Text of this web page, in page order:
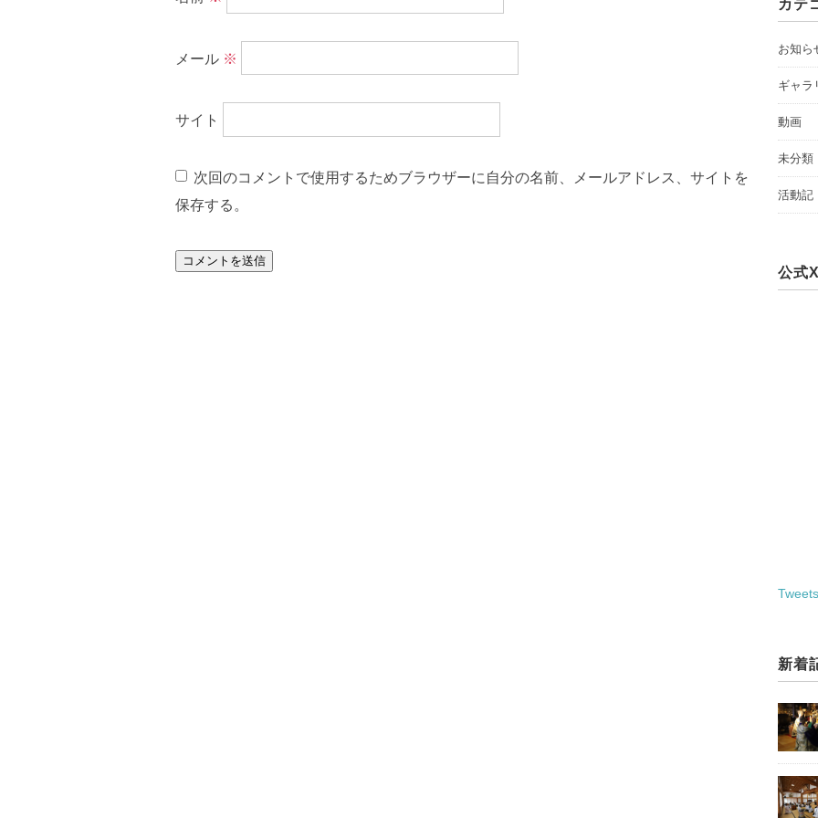
メール ※
サイト
次回のコメントで使用するためブラウザーに自分の名前、メールアドレス、サイトを
保存する。
カテ
お知ら
ギャラ
動画
未分類
活動記
公式X
新着